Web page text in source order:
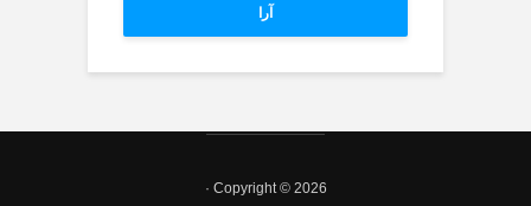
آرا
Copyright © 2026 ·